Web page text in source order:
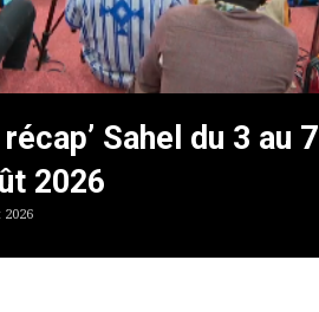
Sahel du 3 au 7
2026
2026